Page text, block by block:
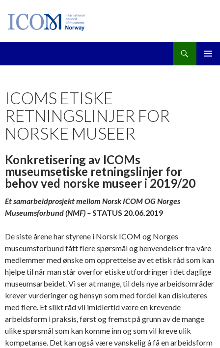
ICOMS ETISKE
RETNINGSLINJER FOR
NORSKE MUSEER
Konkretisering av ICOMs
museumsetiske retningslinjer for
behov ved norske museer i 2019/20
Et samarbeidprosjekt mellom Norsk ICOM OG Norges
Museumsforbund (NMF) –STATUS 20.06.2019
De siste årene har styrene i Norsk ICOM og Norges
museumsforbund fått flere spørsmål og henvendelser fra våre
medlemmer med ønske om opprettelse av et etisk råd som kan
hjelpe til når man står overfor etiske utfordringer i det daglige
museumsarbeidet. Vi ser at mange, til dels nye arbeidsområder
krever vurderinger og hensyn som med fordel kan diskuteres
med flere. Et slikt råd vil imidlertid være en krevende
arbeidsform i praksis, først og fremst på grunn av de mange
ulike spørsmål som kan komme inn og som vil kreve ulik
kompetanse. Det kan også være vanskelig å få en arbeidsform